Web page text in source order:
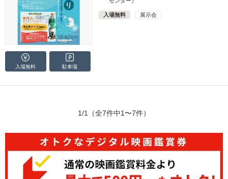
入場無料 展示会
入場無料 駐車場
1/1 （全7件中1〜7件）